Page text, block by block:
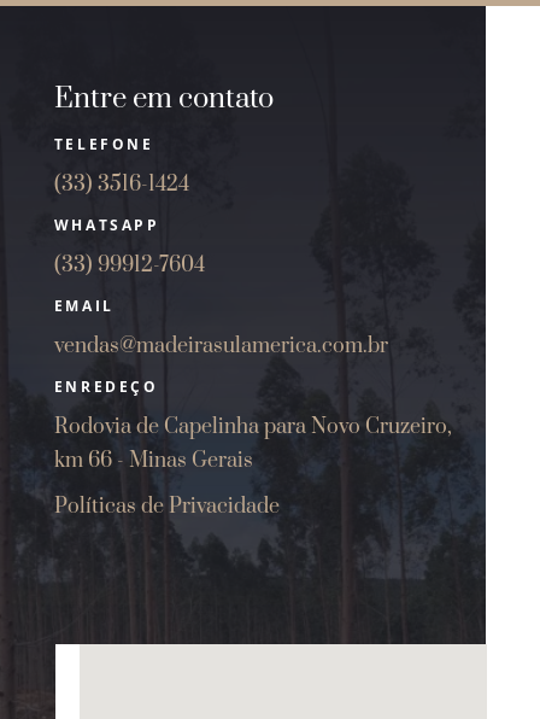
Entre em contato
TELEFONE
(33) 3516-1424
WHATSAPP
(33) 99912-7604
EMAIL
vendas@madeirasulamerica.com.br
ENREDEÇO
Rodovia de Capelinha para Novo Cruzeiro,
km 66 - Minas Gerais
Políticas de Privacidade